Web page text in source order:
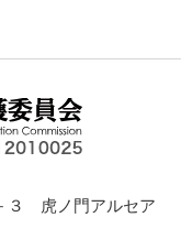
３ 虎ノ門アルセア